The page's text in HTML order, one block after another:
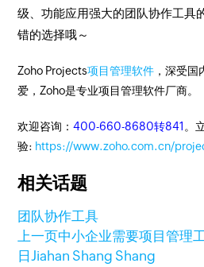
级、功能应用强大的团队协作工具
错的选择哦～
Zoho Projects项目管理软件 ，深受
爱，Zoho是专业项目管理软件厂商。
欢迎咨询：400-660-8680转841 。
验: https://www.zoho.com.cn/
相关话题
团队协作工具
上一页中小企业需要项目管理
日Jiahan Shang Shang